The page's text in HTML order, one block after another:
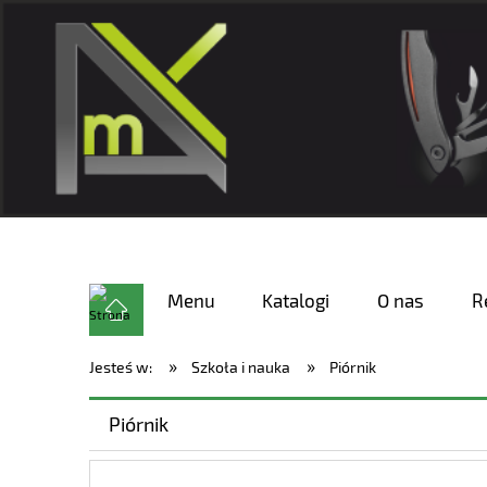
Menu Katalogi O nas
Jesteś w: » Szkoła i nauka » Piórnik
Piórnik